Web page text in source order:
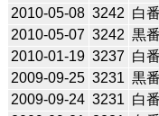
2010-05-08 3242 白番
2010-05-07 3242 黒番
2010-01-19 3237 白番
2009-09-25 3231 黒番
2009-09-24 3231 白番